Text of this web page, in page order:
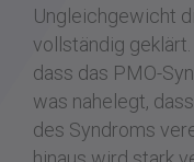
Ungleichgewicht
vollständig
dass das PMO-
was nahelegt,
des Syndroms